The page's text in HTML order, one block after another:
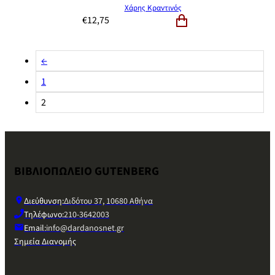
Χάρης Κραντινός
€12,75
←
1
2
ΒΙΒΛΙΟΠΩΛΕΙΟ GUTENBERG
Διεύθυνση:Διδότου 37, 10680 Αθήνα
Τηλέφωνο:210-3642003
Email:info@dardanosnet.gr
Σημεία Διανομής